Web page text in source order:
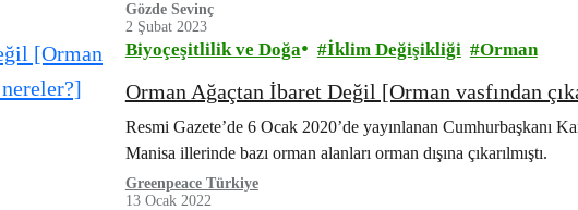
Gözde Sevinç
2 Şubat 2023
Biyoçeşitlilik ve Doğa İklim Değişikliği Orman
Orman Ağaçtan İbaret Değil [Orman vasfından
Resmi Gazete’de 6 Ocak 2020’de yayınlanan Cumhurbaşkanı
Manisa illerinde bazı orman alanları orman dışına çıkarılmıştı.
Greenpeace Türkiye
13 Ocak 2022